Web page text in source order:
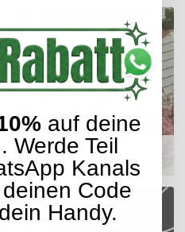
auf deine
Werde Teil
Kanals
Code
Handy.